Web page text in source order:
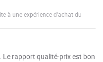
à une expérience d'achat du
rapport qualité-prix est bon